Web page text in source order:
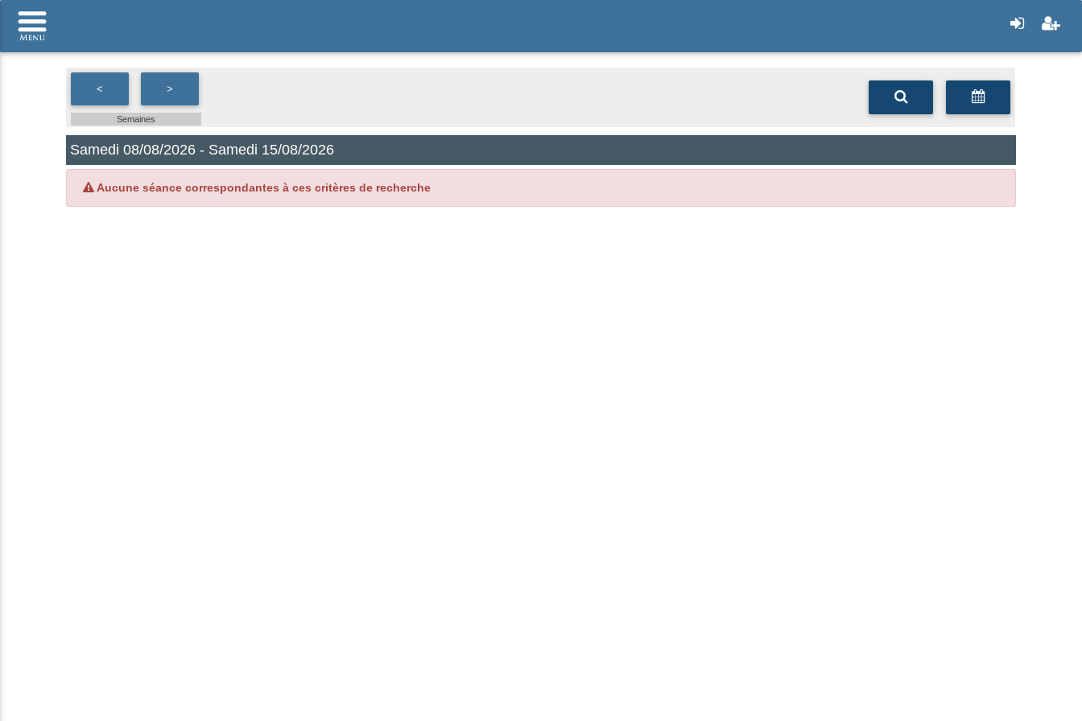
< >
Semaines
Samedi 08/08/2026 - Samedi 15/08/2026
Aucune séance correspondantes à ces critères de recherche